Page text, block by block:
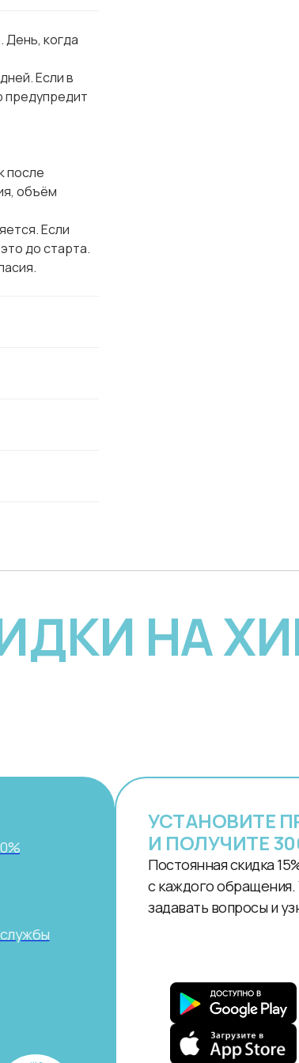
День, когда
Если в
предупредит
после
объём
Если
до старта.
НА
УСТАНОВИТЕ
И ПОЛУЧИТЕ
Постоянная скидка
с каждого обращения.
задавать вопросы и